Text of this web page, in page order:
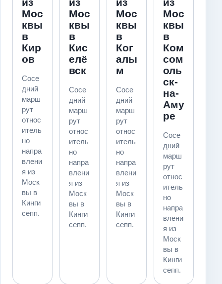
Мос
квы
в
Кир
ов
Сосе
дний
марш
рут
относ
итель
но
напра
влени
я из
Моск
вы в
Кинги
сепп.
Мос
квы
в
Кис
елё
вск
Сосе
дний
марш
рут
относ
итель
но
напра
влени
я из
Моск
вы в
Кинги
сепп.
Мос
квы
в
Ког
алы
м
Сосе
дний
марш
рут
относ
итель
но
напра
влени
я из
Моск
вы в
Кинги
сепп.
Мос
квы
в
Ком
сом
оль
ск-
на-
Аму
ре
Сосе
дний
марш
рут
относ
итель
но
напра
влени
я из
Моск
вы в
Кинги
сепп.